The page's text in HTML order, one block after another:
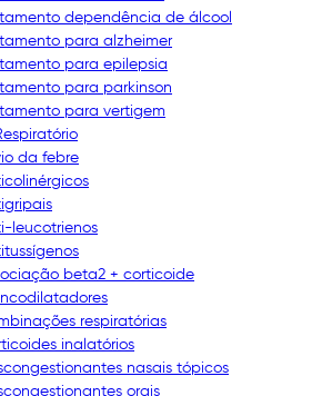
dependência de álcool
para alzheimer
para epilepsia
para parkinson
para vertigem
da febre
leucotrienos
beta2 + corticoide
respiratórias
inalatórios
nasais tópicos
orais